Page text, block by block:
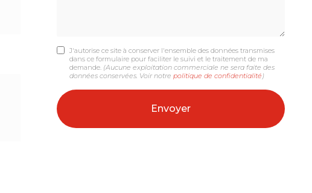
J'autorise ce site à conserver l'ensemble des données transmises
dans ce formulaire pour faciliter le suivi et le traitement de ma
demande. (Aucune exploitation commerciale ne sera faite des
données conservées. Voir notre politique de confidentialité )